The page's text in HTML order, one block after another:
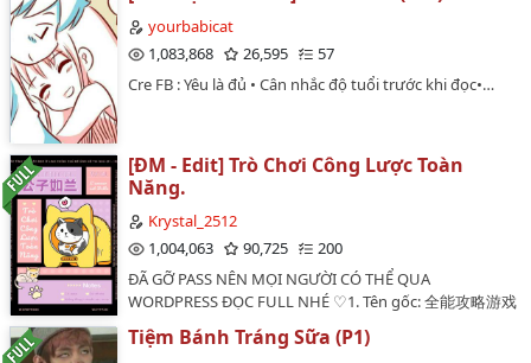
mang đi đâu khác khi chưa có sự đồng ý của tác giả.…
yourbabicat
1,083,868
26,595
57
Cre FB : Yêu là đủ • Cân nhắc độ tuổi trước khi đọc•…
[ĐM - Edit] Trò Chơi Công Lược Toàn
Năng.
Krystal_2512
1,004,063
90,725
200
ĐÃ GỠ PASS NÊN MỌI NGƯỜI CÓ THỂ QUA
WORDPRESS ĐỌC FULL NHÉ ♡1. Tên gốc: 全能攻略游戏
]2. Tác giả: Công Tử Như Lan - 公子如兰3. Thể loại: Đam
Tiệm Bánh Tráng Sữa (P1)